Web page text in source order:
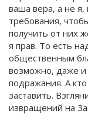
ваша вера, а не
требования,
получить от них
я прав. То есть
общественным
возможно, даже и
подражания. А
заставить.
извращений на